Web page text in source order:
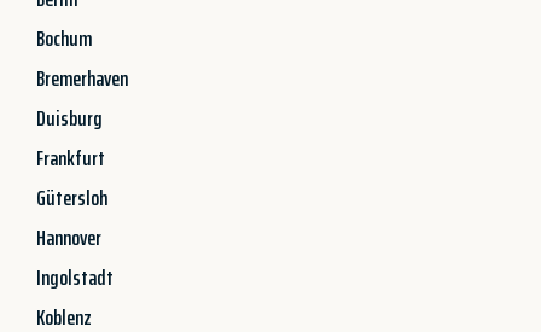
Bochum
Bremerhaven
Duisburg
Frankfurt
Gütersloh
Hannover
Ingolstadt
Koblenz